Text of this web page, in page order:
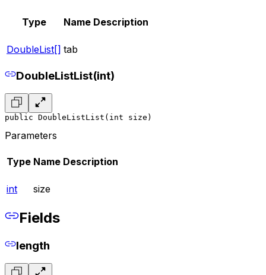
Type Name Description
DoubleList[] tab
DoubleListList(int)
public DoubleListList(int size)
Parameters
Type Name Description
int size
Fields
length